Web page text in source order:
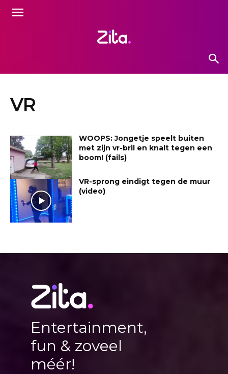
VR
WOOPS: Jongetje speelt buiten
met zijn vr-bril en knalt tegen een
boom! (fails)
VR-sprong eindigt tegen de muur
(video)
Entertainment,
fun & zoveel
méér!